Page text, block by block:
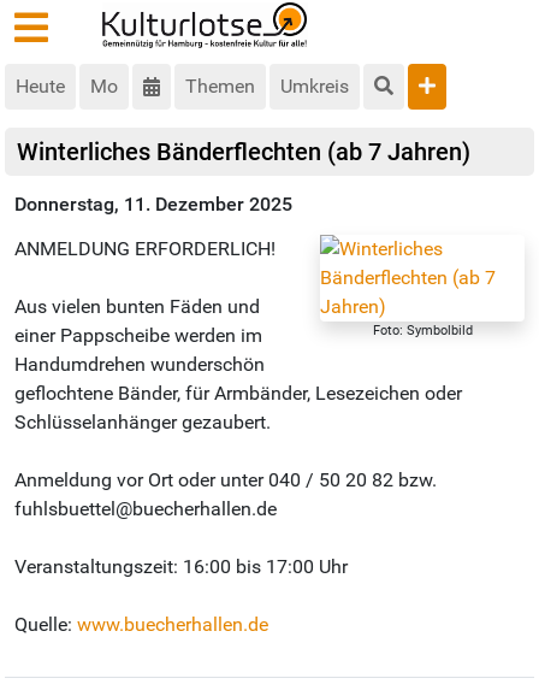
Heute Mo Themen Umkreis
Winterliches Bänderflechten (ab 7 Jahren)
Donnerstag, 11. Dezember 2025
Foto: Symbolbild
ANMELDUNG ERFORDERLICH!
Aus vielen bunten Fäden und
einer Pappscheibe werden im
Handumdrehen wunderschön
geflochtene Bänder, für Armbänder, Lesezeichen oder
Schlüsselanhänger gezaubert.
Anmeldung vor Ort oder unter 040 / 50 20 82 bzw.
fuhlsbuettel@buecherhallen.de
Veranstaltungszeit: 16:00 bis 17:00 Uhr
Quelle: www.buecherhallen.de